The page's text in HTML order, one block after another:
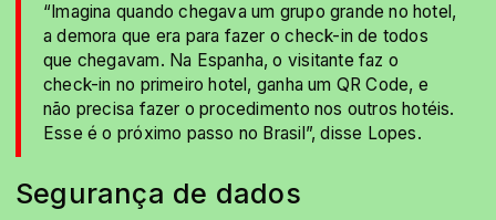
“Imagina quando chegava um grupo grande no hotel,
a demora que era para fazer o check-in de todos
que chegavam. Na Espanha, o visitante faz o
check-in no primeiro hotel, ganha um QR Code, e
não precisa fazer o procedimento nos outros hotéis.
Esse é o próximo passo no Brasil”, disse Lopes.
Segurança de dados